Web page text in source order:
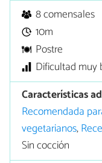
8 comensales
10m
Postre
Dificultad muy
Características
Recomendada
vegetarianos,
Sin cocción